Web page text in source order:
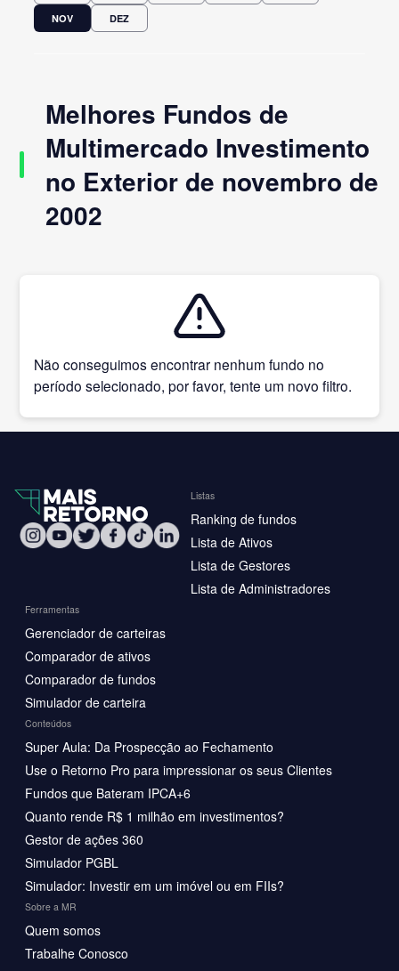
NOV DEZ
Melhores Fundos de
Multimercado Investimento
no Exterior de novembro de
2002
Não conseguimos encontrar nenhum fundo no
período selecionado, por favor, tente um novo filtro.
Listas
Ranking de fundos
Lista de Ativos
Lista de Gestores
Lista de Administradores
Ferramentas
Gerenciador de carteiras
Comparador de ativos
Comparador de fundos
Simulador de carteira
Conteúdos
Super Aula: Da Prospecção ao Fechamento
Use o Retorno Pro para impressionar os seus Clientes
Fundos que Bateram IPCA+6
Quanto rende R$ 1 milhão em investimentos?
Gestor de ações 360
Simulador PGBL
Simulador: Investir em um imóvel ou em FIIs?
Sobre a MR
Quem somos
Trabalhe Conosco